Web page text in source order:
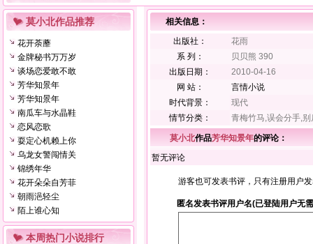
莫小北作品推荐
花开荼蘼
金牌秘书万万岁
谈场恋爱敢不敢
芳华知景年
芳华知景年
南瓜车与水晶鞋
恋风恋歌
耍定心机赖上你
乌龙女警闯情关
锦绣年华
花开朵朵自芳菲
朝雨浥轻尘
陌上谁心知
本周热门小说排行
相关信息：
出版社：
花雨
系 列：
贝贝熊 390
出版日期：
2010-04-16
网 站：
言情小说
时代背景：
现代
情节分类：
青梅竹马,误会分手,
莫小北作品芳华知景年的评论：
暂无评论
游客也可发表书评，只有注册用户
匿名发表书评用户名(已登陆用户无